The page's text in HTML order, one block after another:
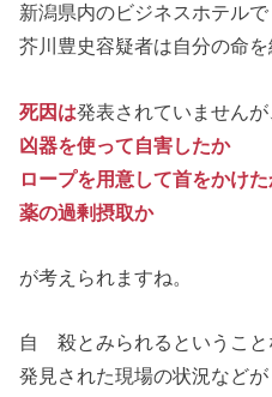
新潟県内のビジネスホテルで
芥川豊史容疑者は自分の命を
死因は発表されていませんが
凶器を使って自害したか
ロープを用意して首をかけた
薬の過剰摂取か
が考えられますね。
自 殺とみられるということ
発見された現場の状況などが